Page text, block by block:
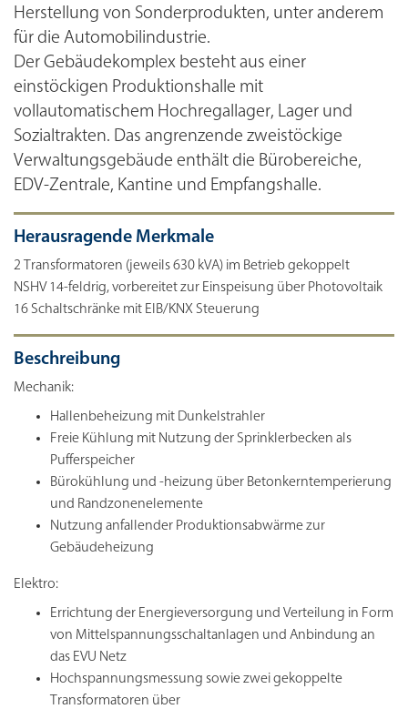
Herstellung von Sonderprodukten, unter anderem
für die Automobilindustrie.
Der Gebäudekomplex besteht aus einer
einstöckigen Produktionshalle mit
vollautomatischem Hochregallager, Lager und
Sozialtrakten. Das angrenzende zweistöckige
Verwaltungsgebäude enthält die Bürobereiche,
EDV-Zentrale, Kantine und Empfangshalle.
Herausragende Merkmale
2 Transformatoren (jeweils 630 kVA) im Betrieb gekoppelt
NSHV 14-feldrig, vorbereitet zur Einspeisung über Photovoltaik
16 Schaltschränke mit EIB/KNX Steuerung
Beschreibung
Mechanik:
Hallenbeheizung mit Dunkelstrahler
Freie Kühlung mit Nutzung der Sprinklerbecken als
Pufferspeicher
Bürokühlung und -heizung über Betonkerntemperierung
und Randzonenelemente
Nutzung anfallender Produktionsabwärme zur
Gebäudeheizung
Elektro:
Errichtung der Energieversorgung und Verteilung in Form
von Mittelspannungsschaltanlagen und Anbindung an
das EVU Netz
Hochspannungsmessung sowie zwei gekoppelte
Transformatoren über